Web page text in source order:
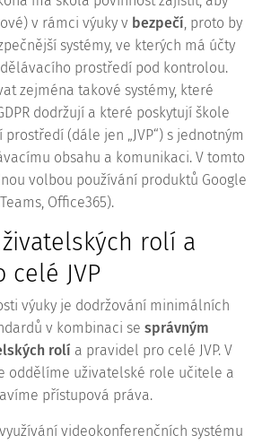
v rámci výuky v bezpečí, proto by
systémy, ve kterých má účty
prostředí pod kontrolou.
zejména takové systémy, které
dodržují a které poskytují škole
(dále jen „JVP“) s jednotným
obsahu a komunikaci. V tomto
volbou používání produktů Google
Office365).
rolí a
JVP
výuky je dodržování minimálních
v kombinaci se správným
rolí a pravidel pro celé JVP. V
oddělíme uživatelské role učitele a
přístupová práva.
videokonferenčních systému